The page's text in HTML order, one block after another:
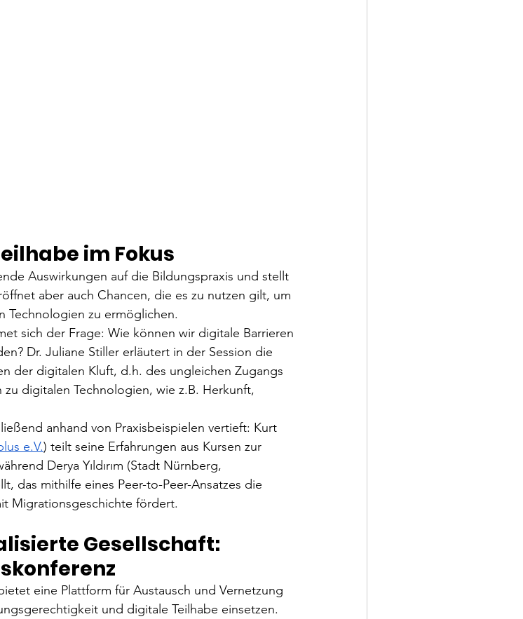
im Fokus
Auswirkungen auf die Bildungspraxis und stellt
aber auch Chancen, die es zu nutzen gilt, um
Technologien zu ermöglichen.
sich der Frage: Wie können wir digitale Barrieren
Dr. Juliane Stiller erläutert in der Session die
der digitalen Kluft, d.h. des ungleichen Zugangs
digitalen Technologien, wie z.B. Herkunft,
anhand von Praxisbeispielen vertieft: Kurt
e.V.) teilt seine Erfahrungen aus Kursen zur
Derya Yıldırım (Stadt Nürnberg,
das mithilfe eines Peer-to-Peer-Ansatzes die
Migrationsgeschichte fördert.
Gesellschaft:
eine Plattform für Austausch und Vernetzung
und digitale Teilhabe einsetzen.